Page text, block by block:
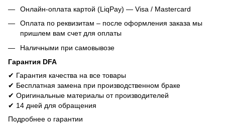
Онлайн-оплата картой (LiqPay) — Visa / Mastercard
Оплата по реквизитам – после оформления заказа мы
пришлем вам счет для оплаты
Наличными при самовывозе
Гарантия DFA
✔ Гарантия качества на все товары
✔ Бесплатная замена при производственном браке
✔ Оригинальные материалы от производителей
✔ 14 дней для обращения
Подробнее о гарантии